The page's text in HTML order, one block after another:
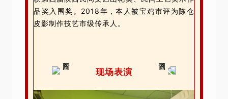
品奖入围奖。2018年，本人被宝鸡市评为陈仓
皮影制作技艺市级传承人。
现场表演